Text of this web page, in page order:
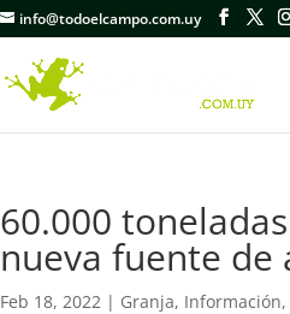
info@todoelcampo.com.uy
60.000
nueva fuente
Feb 18, 2022 | Granja, Información,